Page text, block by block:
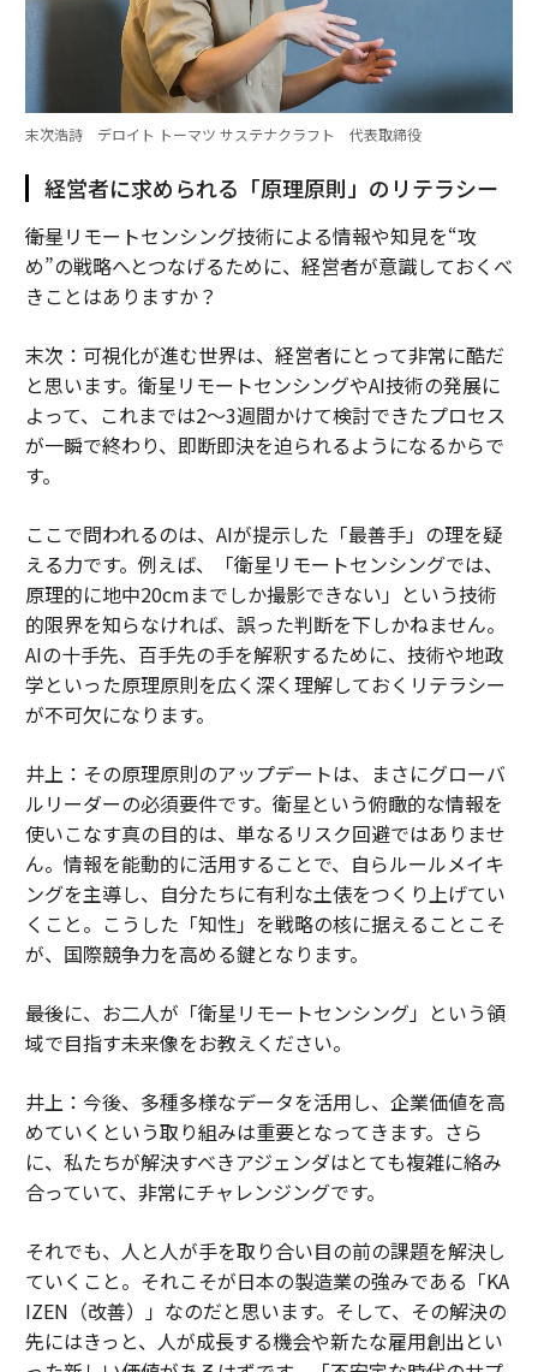
末次浩詩 デロイト トーマツ サステナクラフト 代表取締役
経営者に求められる「原理原則」のリテラシー
――衛星リモートセンシング技術による情報や知見を“攻
め”の戦略へとつなげるために、経営者が意識しておくべ
きことはありますか？
末次：可視化が進む世界は、経営者にとって非常に酷だ
と思います。衛星リモートセンシングやAI技術の発展に
よって、これまでは2〜3週間かけて検討できたプロセス
が一瞬で終わり、即断即決を迫られるようになるからで
す。
ここで問われるのは、AIが提示した「最善手」の理を疑
える力です。例えば、「衛星リモートセンシングでは、
原理的に地中20cmまでしか撮影できない」という技術
的限界を知らなければ、誤った判断を下しかねません。
AIの十手先、百手先の手を解釈するために、技術や地政
学といった原理原則を広く深く理解しておくリテラシー
が不可欠になります。
井上：その原理原則のアップデートは、まさにグローバ
ルリーダーの必須要件です。衛星という俯瞰的な情報を
使いこなす真の目的は、単なるリスク回避ではありませ
ん。情報を能動的に活用することで、自らルールメイキ
ングを主導し、自分たちに有利な土俵をつくり上げてい
くこと。こうした「知性」を戦略の核に据えることこそ
が、国際競争力を高める鍵となります。
――最後に、お二人が「衛星リモートセンシング」という領
域で目指す未来像をお教えください。
井上：今後、多種多様なデータを活用し、企業価値を高
めていくという取り組みは重要となってきます。さら
に、私たちが解決すべきアジェンダはとても複雑に絡み
合っていて、非常にチャレンジングです。
それでも、人と人が手を取り合い目の前の課題を解決し
ていくこと。それこそが日本の製造業の強みである「KA
IZEN（改善）」なのだと思います。そして、その解決の
先にはきっと、人が成長する機会や新たな雇用創出とい